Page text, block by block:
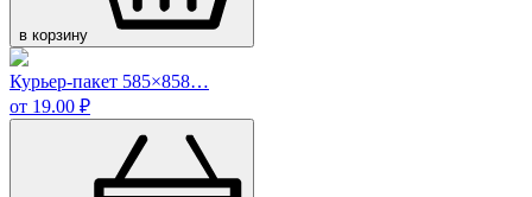
в корзину
Курьер-пакет 585×858…
от 19.00 ₽